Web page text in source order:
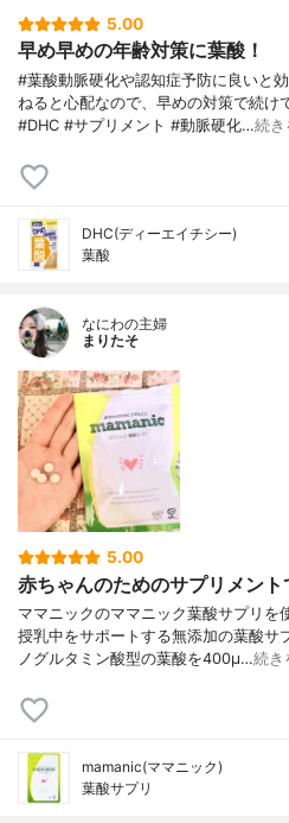
5.00
早め早めの年齢対策に葉酸！
#葉酸動脈硬化や認知症予防に良いと
ねると心配なので、早めの対策で続け
#DHC #サプリメント #動脈硬化…続き
DHC(ディーエイチシー)
葉酸
なにわの主婦
まりたそ
5.00
赤ちゃんのためのサプリメント
ママニックのママニック葉酸サプリを
授乳中をサポートする無添加の葉酸サ
ノグルタミン酸型の葉酸を400μ…続き
mamanic(ママニック)
葉酸サプリ